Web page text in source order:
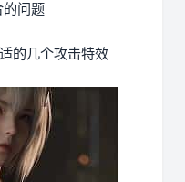
问题
的几个攻击特效